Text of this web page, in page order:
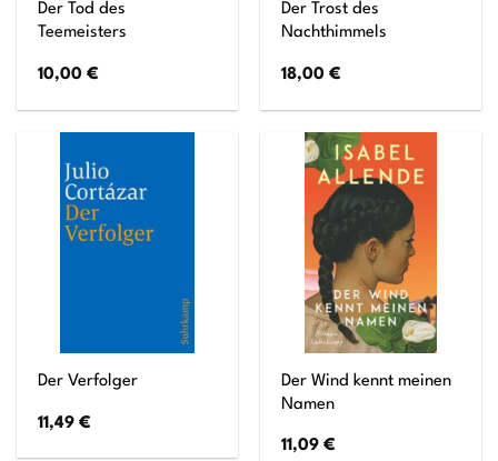
Der Tod des
Teemeisters
10,00€
Der Trost des
Nachthimmels
18,00€
Der Verfolger
11,49€
Der Wind kennt meinen
Namen
11,09€